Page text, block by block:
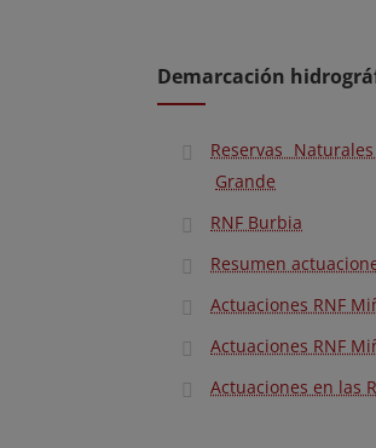
Demarcación
Reservas
Grande
RNF Burbia
Resumen
Actuaciones RNF
Actuaciones RNF
Actuaciones en las